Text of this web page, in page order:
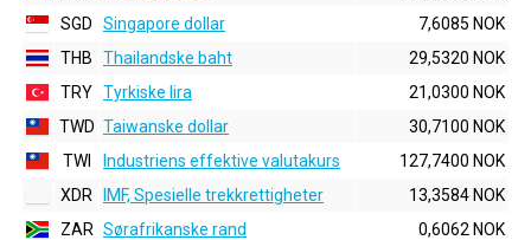
SGD
Singapore dollar
7,6085 NOK
THB
Thailandske baht
29,5320 NOK
TRY Tyrkiske lira
21,0300 NOK
TWD Taiwanske dollar
30,7100 NOK
TWI
Industriens effektive valutakurs
127,7400 NOK
XDR
IMF, Spesielle trekkrettigheter
13,3584 NOK
ZAR Sørafrikanske rand 0,6062 NOK